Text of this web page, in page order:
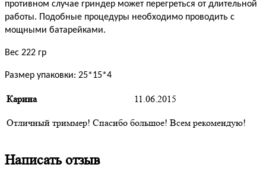
противном случае гриндер может перегреться от длительной
работы. Подобные процедуры необходимо проводить с
мощными батарейками.
Вес 222 гр
Размер упаковки: 25*15*4
Карина 11.06.2015
Отличный триммер! Спасибо большое! Всем рекомендую!
Написать отзыв